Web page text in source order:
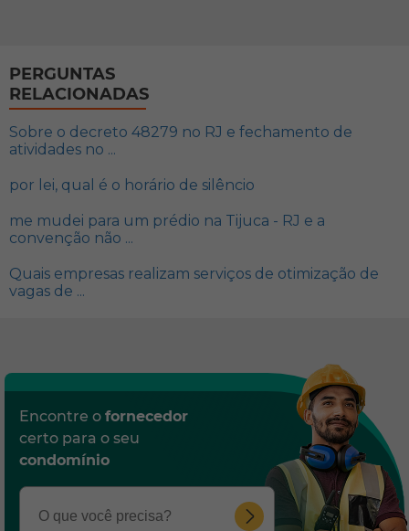
PERGUNTAS
RELACIONADAS
Sobre o decreto 48279 no RJ e fechamento de
atividades no ...
por lei, qual é o horário de silêncio
me mudei para um prédio na Tijuca - RJ e a
convenção não ...
Quais empresas realizam serviços de otimização de
vagas de ...
Encontre o fornecedor
certo para o seu
condomínio